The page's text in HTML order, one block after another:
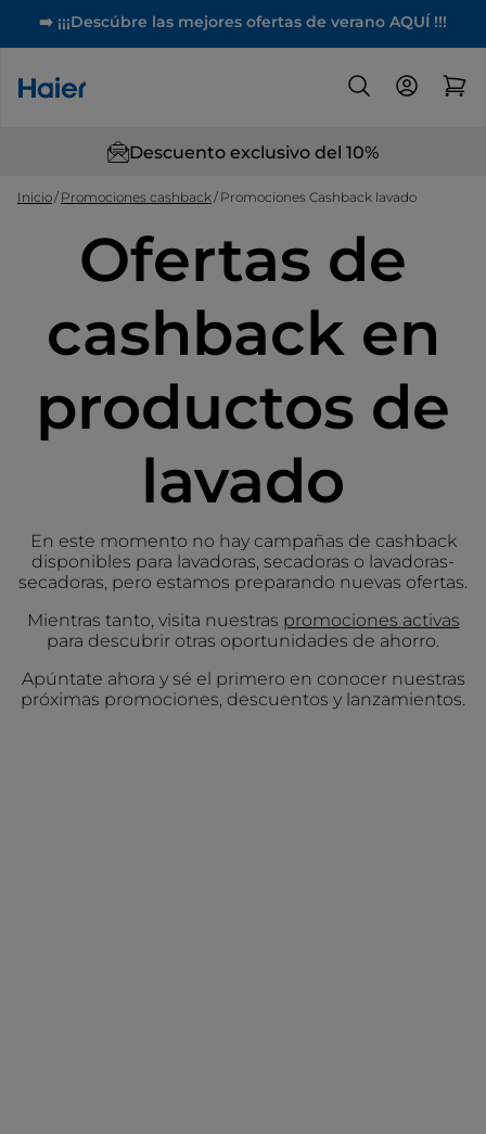
➡️ ¡¡¡Descúbre las mejores ofertas de verano AQUÍ !!!
Descuento exclusivo del 10%
Inicio Promociones cashback Promociones Cashback lavado
Ofertas de
cashback en
productos de
lavado
En este momento no hay campañas de cashback
disponibles para lavadoras, secadoras o lavadoras-
secadoras, pero estamos preparando nuevas ofertas.
Mientras tanto, visita nuestras promociones activas
para descubrir otras oportunidades de ahorro.
Apúntate ahora y sé el primero en conocer nuestras
próximas promociones, descuentos y lanzamientos.